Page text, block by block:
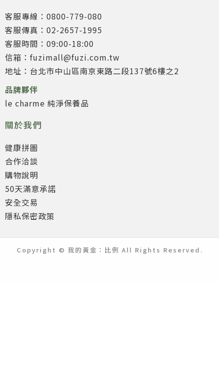
客服專線：0800-779-080
客服傳真：02-2657-1995
客服時間：09:00-18:00
信箱：fuzimall@fuzi.com.tw
地址：台北市中山區南京東路二段137號6樓之2
品牌夥伴
le charme 純淨保養品
關於我們
健康拼圖
合作洽談
購物說明
50天滿意承諾
安全交易
隱私保密政策
Copyright © 我的黃金：比例 All Rights Reserved.